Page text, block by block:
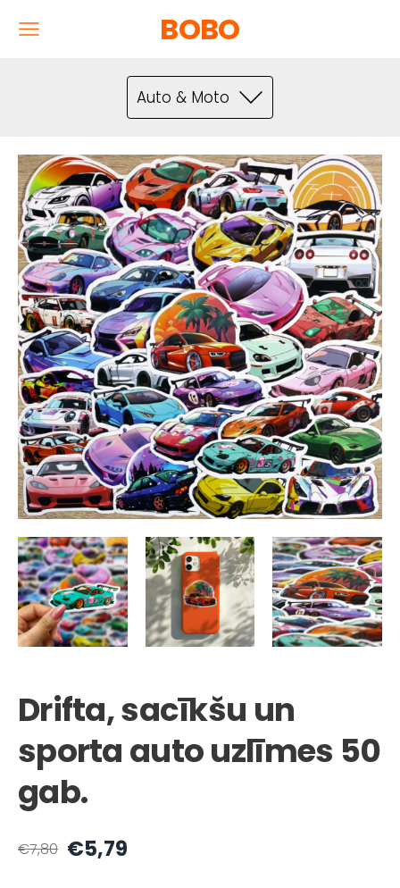
BOBO
Auto & Moto
Drifta, sacīkšu un
sporta auto uzlīmes 50
gab.
€7,80 €5,79